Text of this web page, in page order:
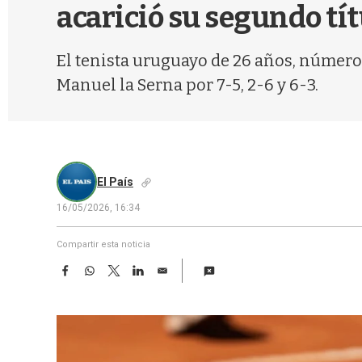
acarició su segundo
El tenista uruguayo de 26 años,
Manuel la Serna por 7-5, 2-6 y 6-3.
El País
16/05/2026, 16:34
Compartir esta noticia
F
e
W
t
T
w
t
L
k
E
i
l